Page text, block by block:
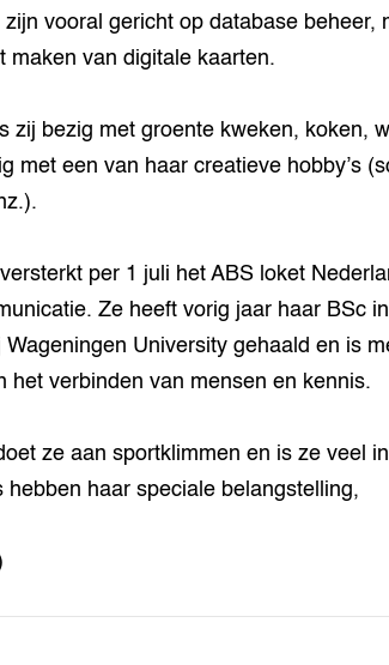
vooral gericht op database beheer,
maken van digitale kaarten.
zij bezig met groente kweken, koken,
met een van haar creatieve hobby’s
versterkt per 1 juli het ABS loket
Ze heeft vorig jaar haar BSc
Wageningen University gehaald en is
het verbinden van mensen en kennis.
ze aan sportklimmen en is ze veel
hebben haar speciale belangstelling,